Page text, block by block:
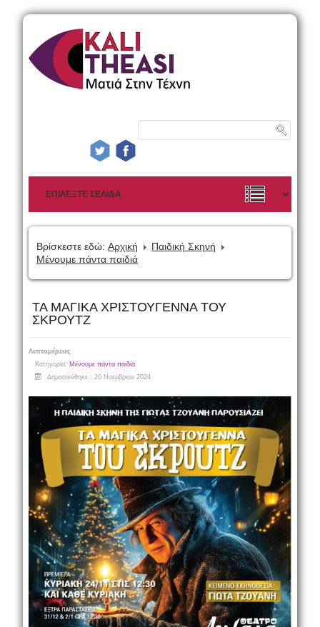
Βρίσκεστε εδώ: Αρχική
Παιδική Σκηνή
Μένουμε πάντα παιδιά
ΤΑ ΜΑΓΙΚΑ ΧΡΙΣΤΟΥΓΕΝΝΑ ΤΟΥ
ΣΚΡΟΥΤΖ
Λεπτομέρειες
Κατηγορία: Μένουμε πάντα παιδιά
Δημοσιεύθηκε : 20 Νοεμβρίου 2024